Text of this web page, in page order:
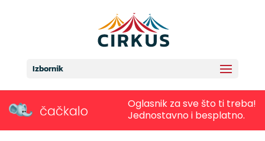
Izbornik